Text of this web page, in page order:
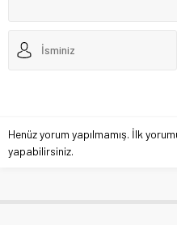
Henüz yorum yapılmamış. İlk
yapabilirsiniz.